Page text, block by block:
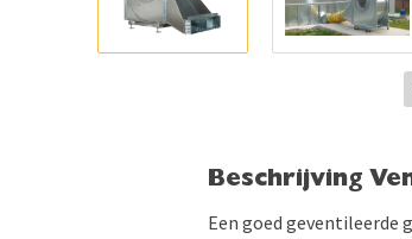
Beschrijving
Een goed